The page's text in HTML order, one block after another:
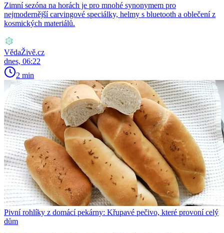
Zimní sezóna na horách je pro mnohé synonymem pro
nejmodernější carvingové speciálky, helmy s bluetooth a oblečení z
kosmických materiálů.
VědaŽivě.cz
dnes, 06:22
2 min
Pivní rohlíky z domácí pekárny: Křupavé pečivo, které provoní celý
dům